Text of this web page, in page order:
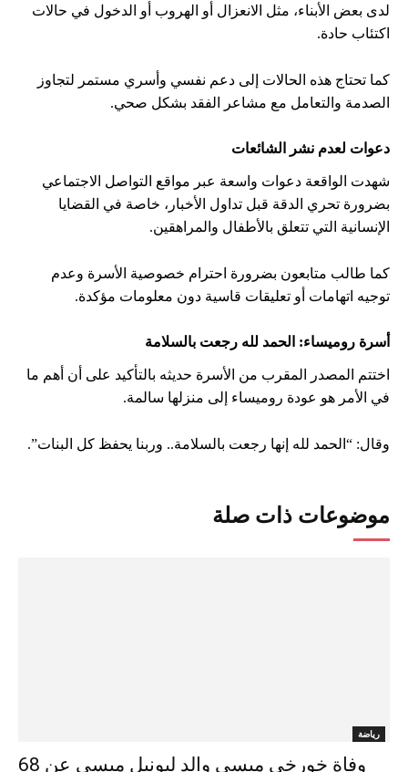
لدى بعض الأبناء، مثل الانعزال أو الهروب أو الدخول في حالات
اكتئاب حادة.
كما تحتاج هذه الحالات إلى دعم نفسي وأسري مستمر لتجاوز
الصدمة والتعامل مع مشاعر الفقد بشكل صحي.
دعوات لعدم نشر الشائعات
شهدت الواقعة دعوات واسعة عبر مواقع التواصل الاجتماعي
بضرورة تحري الدقة قبل تداول الأخبار، خاصة في القضايا
الإنسانية التي تتعلق بالأطفال والمراهقين.
كما طالب متابعون بضرورة احترام خصوصية الأسرة وعدم
توجيه اتهامات أو تعليقات قاسية دون معلومات مؤكدة.
أسرة روميساء: الحمد لله رجعت بالسلامة
اختتم المصدر المقرب من الأسرة حديثه بالتأكيد على أن أهم ما
في الأمر هو عودة روميساء إلى منزلها سالمة.
وقال: “الحمد لله إنها رجعت بالسلامة.. وربنا يحفظ كل البنات”.
موضوعات ذات صلة
رياضة
وفاة خورخي ميسي والد ليونيل ميسي عن 68